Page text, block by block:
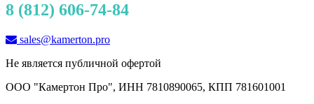
8 (812) 606-74-84
sales@kamerton.pro
Не является публичной офертой
ООО "Камертон Про", ИНН 7810890065, КПП 781601001